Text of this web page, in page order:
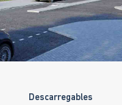
Descarregables